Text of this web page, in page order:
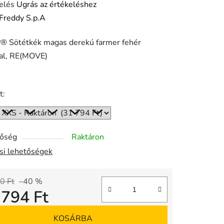
Ugrás az értékeléshez
Freddy S.p.A
Sötétkék magas derekú farmer fehér
RE(MOVE)
Raktáron
lehetőségek
Ft –40 %
Ft
KOSÁRBA